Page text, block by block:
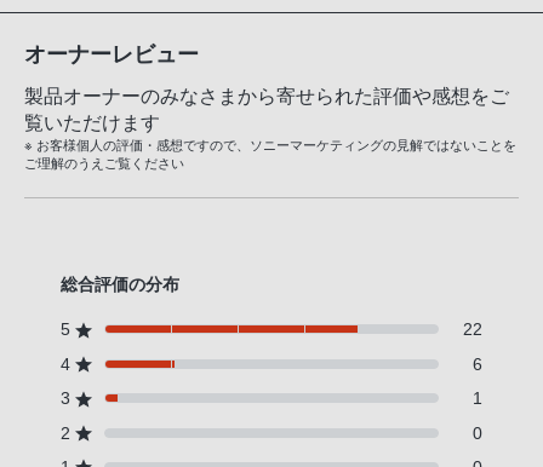
オーナーレビュー
製品オーナーのみなさまから寄せられた評価や感想をご
覧いただけます
※ お客様個人の評価・感想ですので、ソニーマーケティングの見解ではないことを
ご理解のうえご覧ください
総合評価の分布
5
22
4
6
3
1
2
0